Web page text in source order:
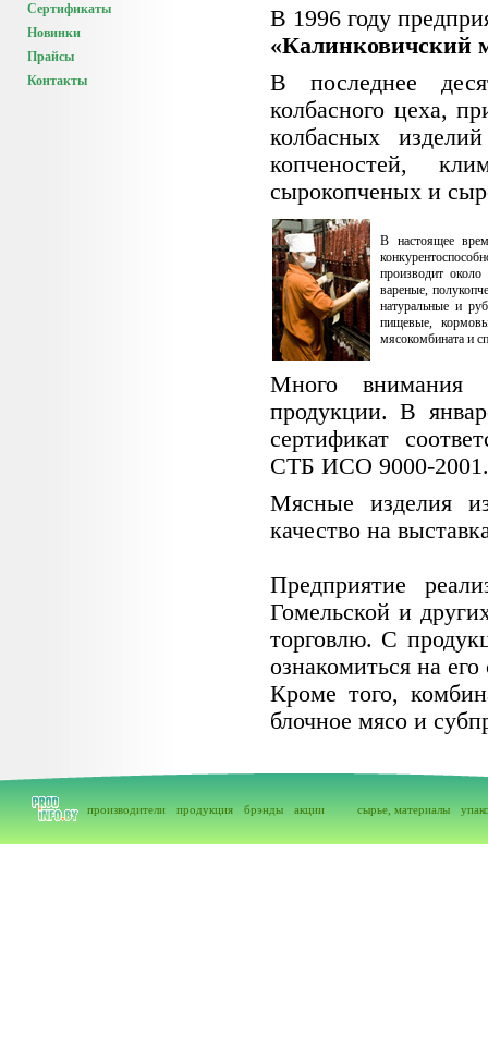
Сертификаты
Новинки
Прайсы
Контакты
В 1996 году
«Калинковичский
В последнее
колбасного цеха,
колбасных
копченостей,
сырокопченых и
В настоящее
производит
вареные,
натуральные и
пищевые,
мясокомбината и
Много внимания
продукции. В
сертификат
СТБ ИСО 9000-2001.
Мясные изделия
качество на
Предприятие
Гомельской и
торговлю. С
ознакомиться на
Кроме того,
блочное мясо и
производители продукция брэнды акции сырье, материалы